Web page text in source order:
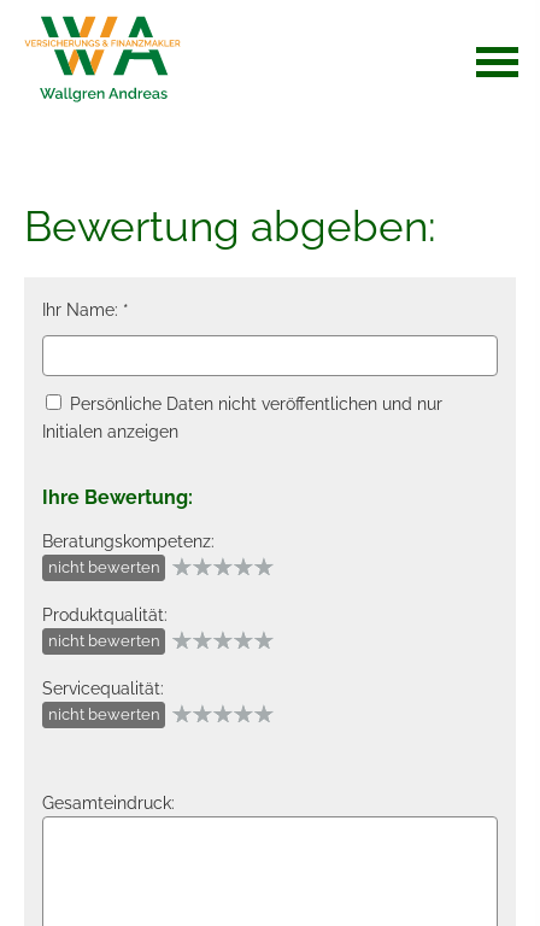
Bewertung abgeben:
Ihr Name: *
Persönliche Daten nicht veröffentlichen und nur
Initialen anzeigen
Ihre Bewertung:
Beratungskompetenz:
nicht bewerten
Produktqualität:
nicht bewerten
Servicequalität:
nicht bewerten
Gesamteindruck: